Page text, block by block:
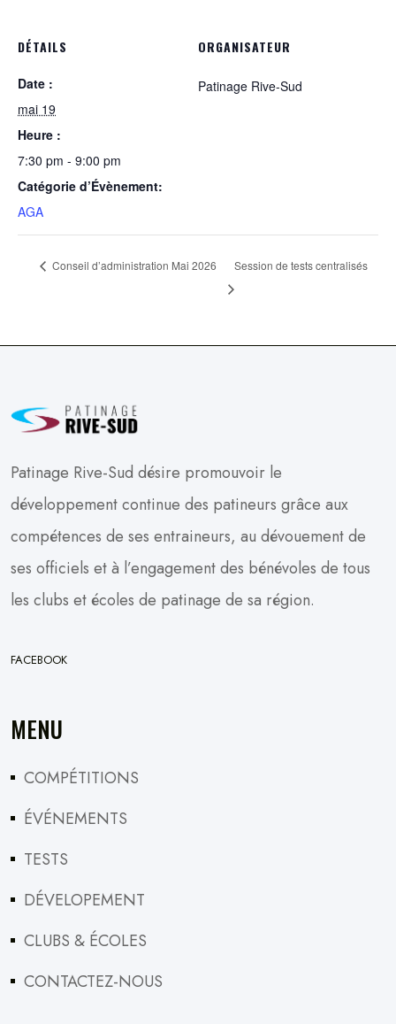
DÉTAILS
Date :
mai 19
Heure :
7:30 pm - 9:00 pm
Catégorie d’Évènement:
AGA
ORGANISATEUR
Patinage Rive-Sud
Conseil d’administration Mai 2026 Session de tests centralisés
Patinage Rive-Sud désire promouvoir le
développement continue des patineurs grâce aux
compétences de ses entraineurs, au dévouement de
ses officiels et à l’engagement des bénévoles de tous
les clubs et écoles de patinage de sa région.
FACEBOOK
MENU
COMPÉTITIONS
ÉVÉNEMENTS
TESTS
DÉVELOPEMENT
CLUBS & ÉCOLES
CONTACTEZ-NOUS